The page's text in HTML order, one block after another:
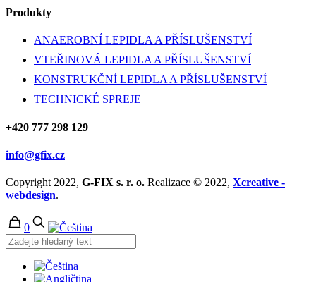
Produkty
ANAEROBNÍ LEPIDLA A PŘÍSLUŠENSTVÍ
VTEŘINOVÁ LEPIDLA A PŘÍSLUŠENSTVÍ
KONSTRUKČNÍ LEPIDLA A PŘÍSLUŠENSTVÍ
TECHNICKÉ SPREJE
+420 777 298 129
info@gfix.cz
Copyright 2022, G-FIX s. r. o. Realizace © 2022, Xcreative -
webdesign.
0